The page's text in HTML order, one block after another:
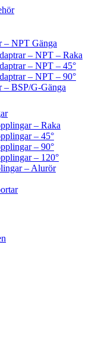
– NPT Gänga
– NPT – Raka
– NPT – 45°
– NPT – 90°
– BSP/G-Gänga
– Raka
– 45°
– 90°
– 120°
– Alurör